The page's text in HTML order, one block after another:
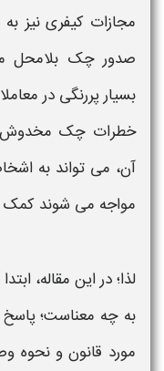
مجازات کیفری نیز
صدور چک بلامحل
بسیار پررنگی در
خطرات چک مخدوش
آن، می تواند به
مواجه می شوند کمک
لذا؛ در این مقاله،
به چه معناست؛
مورد قانون و نحوه